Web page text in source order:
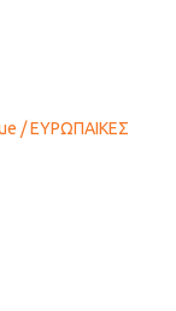
/ EΥΡΩΠΑΙΚΕΣ